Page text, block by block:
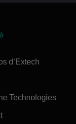
d’Extech
Technologies